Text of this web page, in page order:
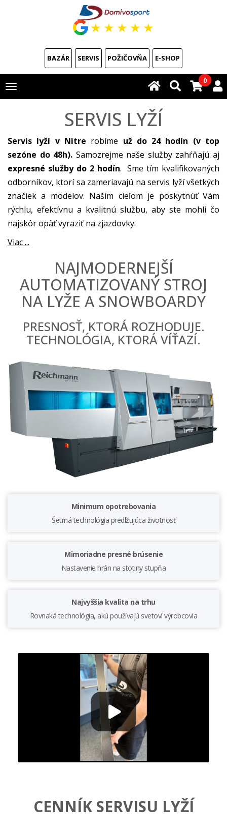
★ ★ ★ ★ ★
BAZÁR SERVIS POŽIČOVŇA E-SHOP
Toggle
navigation
0
SERVIS LYŽÍ
Servis lyží v Nitre robíme už do 24 hodín (v top
sezóne do 48h). Samozrejme naše služby zahŕňajú aj
expresné služby do 2 hodín. Sme tím kvalifikovaných
odborníkov, ktorí sa zameriavajú na servis lyží všetkých
značiek a modelov. Našim cieľom je poskytnúť Vám
rýchlu, efektívnu a kvalitnú službu, aby ste mohli čo
najskôr opäť vyraziť na zjazdovky.
Viac ...
NAJMODERNEJŠÍ
AUTOMATIZOVANÝ STROJ
NA LYŽE A SNOWBOARDY
PRESNOSŤ, KTORÁ ROZHODUJE.
TECHNOLÓGIA, KTORÁ VÍŤAZÍ.
Minimum opotrebovania
Šetrná technológia predlžujúca životnosť
Mimoriadne presné brúsenie
Nastavenie hrán na stotiny stupňa
Najvyššia kvalita na trhu
Rovnaká technológia, akú používajú svetoví výrobcovia
CENNÍK SERVISU LYŽÍ